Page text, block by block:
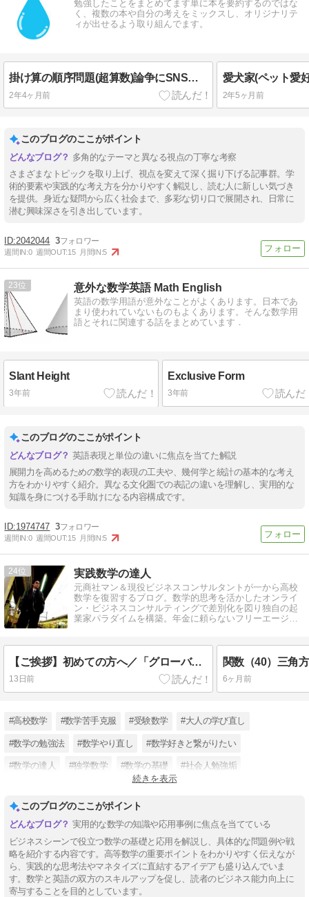
勉強したことをまとめてます単に本を要約するのではな
く、複数の本や自分の考えをミックスし、オリジナリテ
ィが出せるよう取り組んでます。
掛け算の順序問題(超算数)論争にSNSで参加してみた~なぜ炎上するのか、その理由と決着に関する考察
2年4ヶ月前
愛犬家(ペット愛
2年5ヶ月前
このブログのここがポイント
多角的なテーマと異なる視点の丁寧な考察
さまざまなトピックを取り上げ、視点を変えて深く掘り下げる記事群。学
術的要素や実践的な考え方を分かりやすく解説し、読む人に新しい気づき
を提供。身近な疑問から広く社会まで、多彩な切り口で展開され、日常に
潜む興味深さを引き出しています。
2042044 3
週間IN:0 週間OUT:15 月間IN:5
23 意外な数学英語 Math English
英語の数学用語が意外なことがよくあります。日本であ
まり使われていないものもよくあります。そんな数学用
語とそれに関連する話をまとめています．
Slant Height
3年前
Exclusive Form
3年前
このブログのここがポイント
英語表現と単位の違いに焦点を当てた解説
展開力を高めるための数学的表現の工夫や、幾何学と統計の基本的な考え
方をわかりやすく紹介。異なる文化圏での表記の違いを理解し、実用的な
知識を身につける手助けになる内容構成です。
1974747 3
週間IN:0 週間OUT:15 月間IN:5
24 実践数学の達人
元商社マン＆現役ビジネスコンサルタントが一から高校
数学を復習するブログ。数学的思考を活かしたオンライ
ン・ビジネスコンサルティングで差別化を図り独自の起
業家パラダイムを構築。年金に頼らないフリーエージェ
【ご挨拶】初めての方へ／「グローバルビジネスで役立つ数学！」を連載中！
13日前
関数（40）三角
6ヶ月前
#高校数学 #数学苦手克服 #受験数学 #大人の学び直し
#数学の勉強法 #数学やり直し #数学好きと繋がりたい
#数学の達人 #独学数学 #数学の基礎 #社会人勉強垢
続きを表示
このブログのここがポイント
実用的な数学の知識や応用事例に焦点を当てている
ビジネスシーンで役立つ数学の基礎と応用を解説し、具体的な問題例や戦
略を紹介する内容です。高等数学の重要ポイントをわかりやすく伝えなが
ら、実践的な思考法やマネタイズに直結するアイデアも盛り込んでいま
す。数学と英語の双方のスキルアップを促し、読者のビジネス能力向上に
寄与することを目的としています。